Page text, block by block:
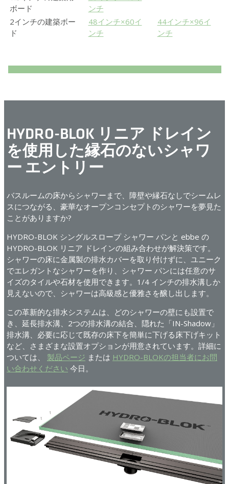
ボード
ンチ
2インチの建築ボー
ド
48インチ×60イ
ンチ
44インチ×96イ
ンチ
HYDRO-BLOK リニア ドレイン
を使用した縁石のないシャワ
ー エントリー
バスルームの床からシャワーまで、障壁や縁石なしでシームレ
スにつながる、豪華なオープンコンセプトのシャワーを夢見た
ことがありますか?
HYDRO-BLOK シングルスロープ シャワー パンと ebbe の
HYDRO-BLOK リニア ドレインの組み合わせが解決策です。
シャワーの床に金属製の排水カバーを取り付けずに、ユニーク
でエレガントなシャワーを作り、シャワー パンには任意のサ
イズのタイルや石材を使用できます。1/4 インチの排水溝しか
見えないので、シャワーは高級感と優雅さを醸し出します。
この革新的な排水システムは、どのシャワーの壁にも設置で
き、延長排水溝、2つの排水溝の結合、隠れた「IN-Shadow」
排水溝、必要に応じて既存の床下を簡単に下げる床下げキット
など、さまざまな設置オプションが用意されています。詳細に
ついては、 製品ページ または HYDRO-BLOKの担当者にお問
い合わせください 今日。